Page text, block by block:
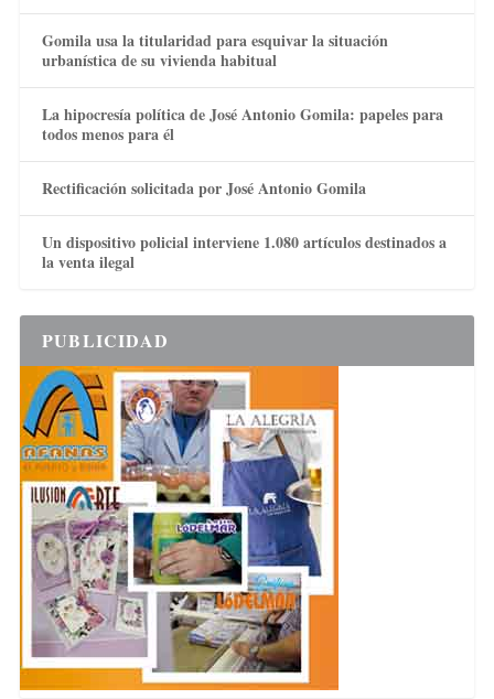
Gomila usa la titularidad para esquivar la situación
urbanística de su vivienda habitual
La hipocresía política de José Antonio Gomila: papeles para
todos menos para él
Rectificación solicitada por José Antonio Gomila
Un dispositivo policial interviene 1.080 artículos destinados a
la venta ilegal
PUBLICIDAD